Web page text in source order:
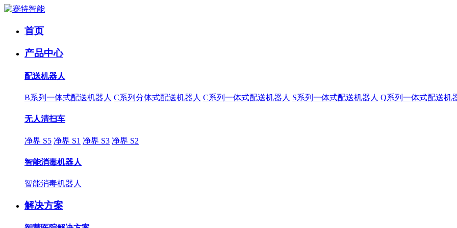
首页
产品中心
配送机器人
B系列一体式配送机器人 C系列分体式配送机器人 C系列一体式配送机器人 S系列一体式配送机器人 Q系列一体式配送机
无人清扫车
净界 S5 净界 S1 净界 S3 净界 S2
智能消毒机器人
智能消毒机器人
解决方案